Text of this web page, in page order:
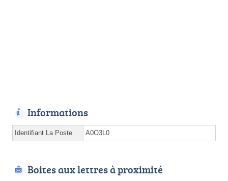
Informations
Identifiant La Poste A0O3L0
Boites aux lettres à proximité